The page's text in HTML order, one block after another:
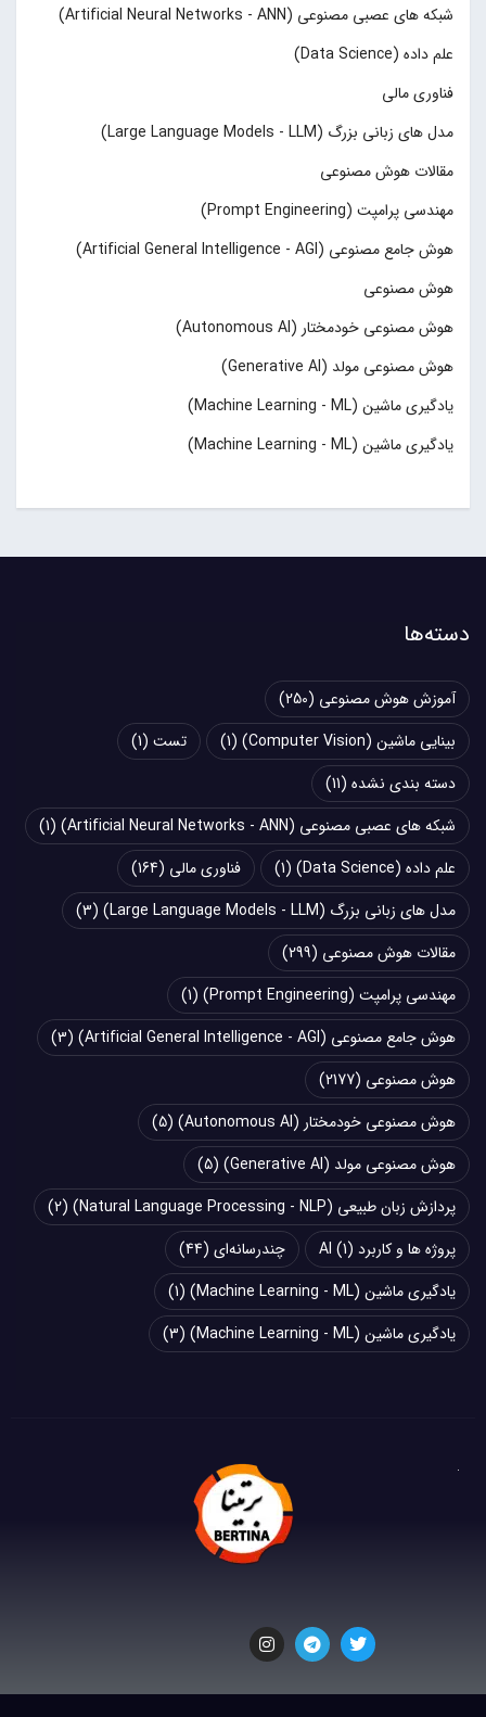
شبکه های عصبی مصنوعی (Artificial Neural Networks - ANN)
علم داده (Data Science)
فناوری مالی
مدل های زبانی بزرگ (Large Language Models - LLM)
مقالات هوش مصنوعی
مهندسی پرامپت (Prompt Engineering)
هوش جامع مصنوعی (Artificial General Intelligence - AGI)
هوش مصنوعی
هوش مصنوعی خودمختار (Autonomous AI)
هوش مصنوعی مولد (Generative AI)
یادگیری ماشین (Machine Learning - ML)
یادگیری ماشین (Machine Learning - ML)
دسته‌ها
آموزش هوش مصنوعی (250)
بینایی ماشین (Computer Vision)
(1) تست (1)
دسته بندی نشده (11)
شبکه های عصبی مصنوعی (Artificial Neural Networks - ANN)
(1)
علم داده (Data Science)
(1) فناوری مالی (164)
مدل های زبانی بزرگ (Large Language Models - LLM)
(3)
مقالات هوش مصنوعی (299)
مهندسی پرامپت (Prompt Engineering)
(1)
هوش جامع مصنوعی (Artificial General Intelligence - AGI)
(3)
هوش مصنوعی (2177)
هوش مصنوعی خودمختار (Autonomous AI)
(5)
هوش مصنوعی مولد (Generative AI)
(5)
پردازش زبان طبیعی (Natural Language Processing - NLP)
(2)
پروژه ها و کاربرد AI (1) چند‌‌رسانه‌ای (44)
یادگیری ماشین (Machine Learning - ML)
(1)
یادگیری ماشین (Machine Learning - ML)
(3)